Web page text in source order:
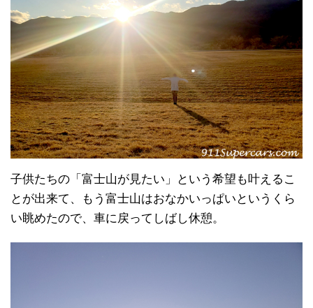
子供たちの「富士山が見たい」という希望も叶えるこ
とが出来て、もう富士山はおなかいっぱいというくら
い眺めたので、車に戻ってしばし休憩。